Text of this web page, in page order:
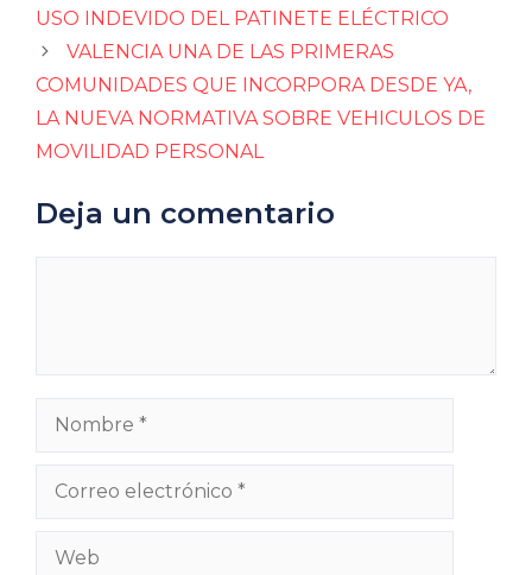
USO INDEVIDO DEL PATINETE ELÉCTRICO
VALENCIA UNA DE LAS PRIMERAS
COMUNIDADES QUE INCORPORA DESDE YA,
LA NUEVA NORMATIVA SOBRE VEHICULOS DE
MOVILIDAD PERSONAL
Deja un comentario
Nombre
Correo
Web